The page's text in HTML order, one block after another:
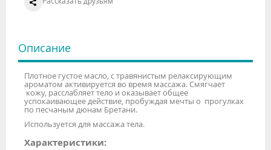
Описание
Плотное густое масло, с травянистым релаксирующим
ароматом активируется во время массажа. Смягчает
кожу, расслабляет тело и оказывает общее
успокаивающее действие, пробуждая мечты о прогулках
по песчаным дюнам Бретани.
Используется для массажа тела.
Характеристики: